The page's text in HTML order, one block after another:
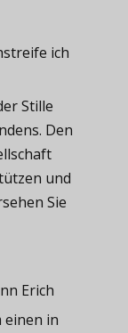
ich
Stille
Den
und
Sie
Erich
einen in